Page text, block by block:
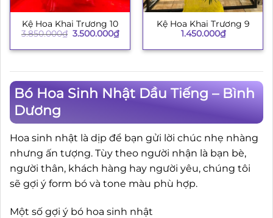
Kệ Hoa Khai Trương 10
3.850.000₫ Giá
là:
3.500.000₫Giá
hiện
tại
Kệ Hoa Khai Trương 9
1.450.000₫
Bó Hoa Sinh Nhật Dầu Tiếng – Bình
Dương
Hoa sinh nhật là dịp để bạn gửi lời chúc nhẹ nhàng
nhưng ấn tượng. Tùy theo người nhận là bạn bè,
người thân, khách hàng hay người yêu, chúng tôi
sẽ gợi ý form bó và tone màu phù hợp.
Một số gợi ý bó hoa sinh nhật